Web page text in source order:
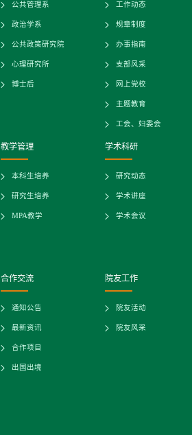
公共管理系
政治学系
公共政策研究院
心理研究所
博士后
工作动态
规章制度
办事指南
支部风采
网上党校
主题教育
工会、妇委会
教学管理
本科生培养
研究生培养
MPA教学
学术科研
研究动态
学术讲座
学术会议
合作交流
通知公告
最新资讯
合作项目
出国出境
院友工作
院友活动
院友风采